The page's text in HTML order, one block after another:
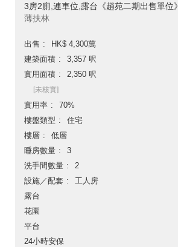
3房2廁,連車位,露台《趙苑二期出售單位》
薄扶林
出售
HK$ 4,300萬
建築面積
3,357 呎
實用面積
2,350 呎
[未核實]
實用率
70%
樓盤類型
住宅
樓層
低層
睡房數量
3
洗手間數量
2
設施／配套
工人房
露台
花園
平台
24小時安保